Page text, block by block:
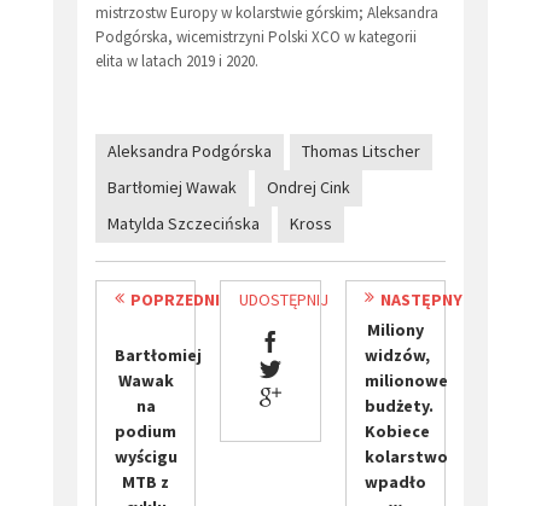
mistrzostw Europy w kolarstwie górskim; Aleksandra
Podgórska, wicemistrzyni Polski XCO w kategorii
elita w latach 2019 i 2020.
Aleksandra Podgórska
Thomas Litscher
Bartłomiej Wawak
Ondrej Cink
Matylda Szczecińska
Kross
POPRZEDNI
Bartłomiej
Wawak
na
podium
wyścigu
MTB z
UDOSTĘPNIJ
NASTĘPNY
Miliony
widzów,
milionowe
budżety.
Kobiece
kolarstwo
wpadło